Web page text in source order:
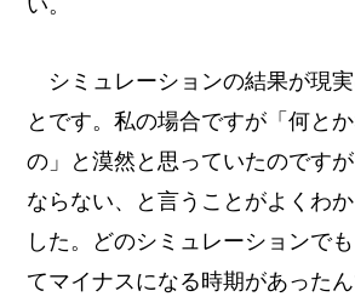
シミュレーションの結果が現
とです。私の場合ですが「何と
の」と漠然と思っていたのです
ならない、と言うことがよくわ
した。どのシミュレーションで
てマイナスになる時期があったん